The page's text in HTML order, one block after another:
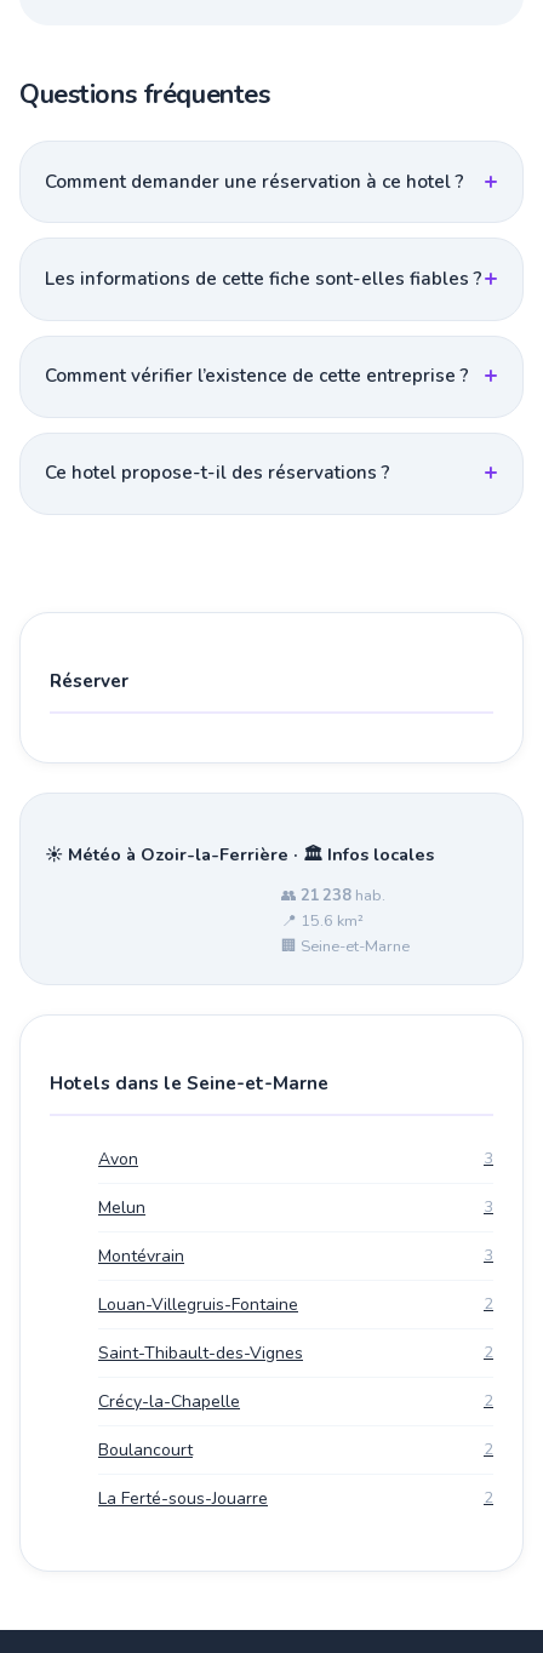
Questions fréquentes
Comment demander une réservation à ce hotel ?
Les informations de cette fiche sont-elles fiables ?
Comment vérifier l’existence de cette entreprise ?
Ce hotel propose-t-il des réservations ?
Réserver
☀️ Météo à Ozoir-la-Ferrière · 🏛️ Infos locales
👥 21 238 hab.
📍 15.6 km²
🏢 Seine-et-Marne
Hotels dans le Seine-et-Marne
Avon 3
Melun 3
Montévrain 3
Louan-Villegruis-Fontaine 2
Saint-Thibault-des-Vignes 2
Crécy-la-Chapelle 2
Boulancourt 2
La Ferté-sous-Jouarre 2